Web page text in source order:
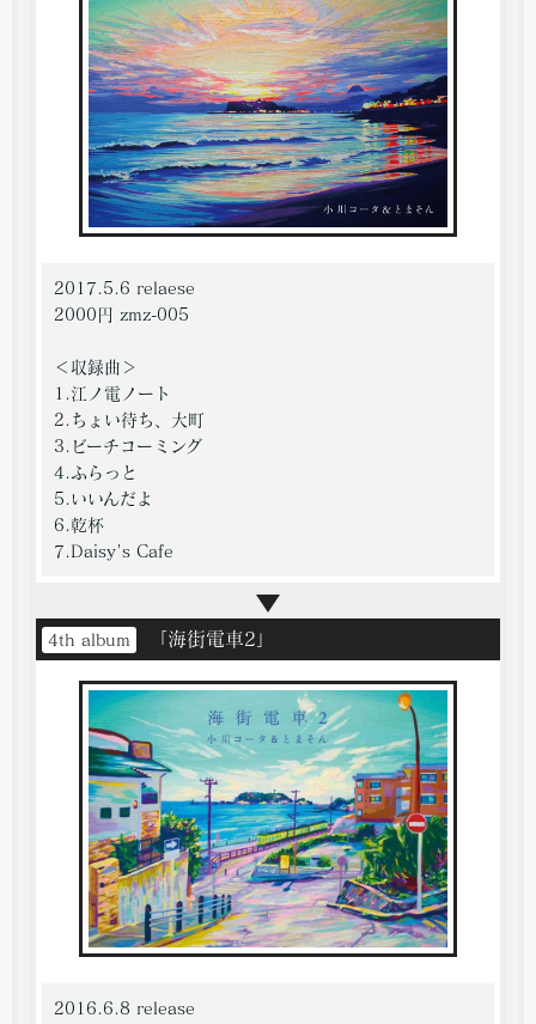
2017.5.6 relaese
2000円 zmz-005
＜収録曲＞
1.江ノ電ノート
2.ちょい待ち、大町
3.ビーチコーミング
4.ふらっと
5.いいんだよ
6.乾杯
7.Daisy's Cafe
4th album 「海街電車2」
2016.6.8 release